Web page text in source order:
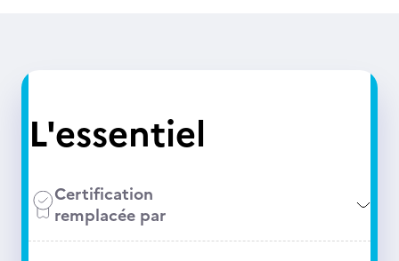
L'essentiel
Certification
remplacée par